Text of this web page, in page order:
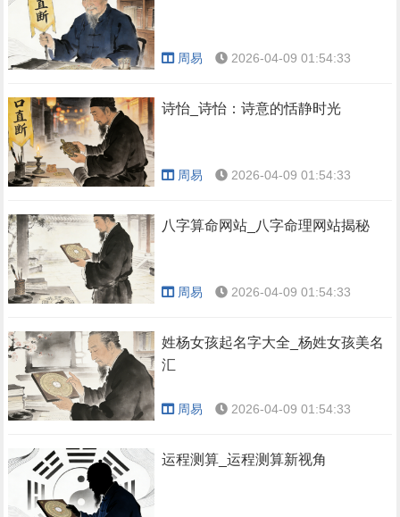
周易 2026-04-09 01:54:33
诗怡_诗怡：诗意的恬静时光
周易 2026-04-09 01:54:33
八字算命网站_八字命理网站揭秘
周易 2026-04-09 01:54:33
姓杨女孩起名字大全_杨姓女孩美名
汇
周易 2026-04-09 01:54:33
运程测算_运程测算新视角